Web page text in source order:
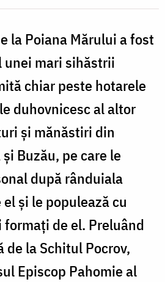
la Poiana Mărului a fost
mari sihăstrii
chiar peste hotarele
duhovnicesc al altor
şi mănăstiri din
Buzău, pe care le
după rânduiala
şi le populează cu
de el. Preluând
de la Schitul Pocrov,
Episcop Pahomie al